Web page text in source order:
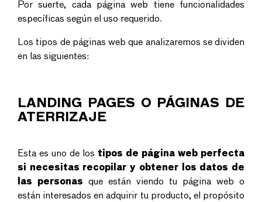
Por suerte, cada página web tiene funcionalidades
específicas según el uso requerido.
Los tipos de páginas web que analizaremos se dividen
en las siguientes:
LANDING PAGES O PÁGINAS DE
ATERRIZAJE
Esta es uno de los tipos de página web perfecta
si necesitas recopilar y obtener los datos de
las personas que están viendo tu página web o
están interesados en adquirir tu producto, el propósito